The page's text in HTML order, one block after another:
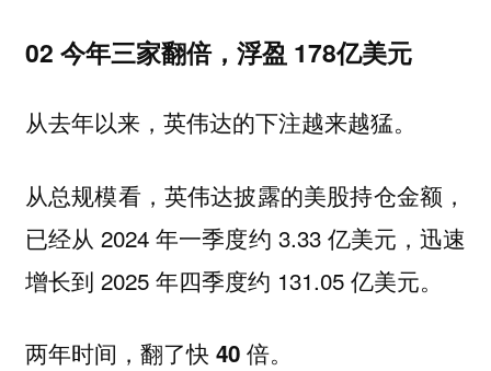
02 今年三家翻倍，浮盈 178亿美元
从去年以来，英伟达的下注越来越猛。
从总规模看，英伟达披露的美股持仓金额，
已经从 2024 年一季度约 3.33 亿美元，迅速
增长到 2025 年四季度约 131.05 亿美元。
两年时间，翻了快 40 倍。